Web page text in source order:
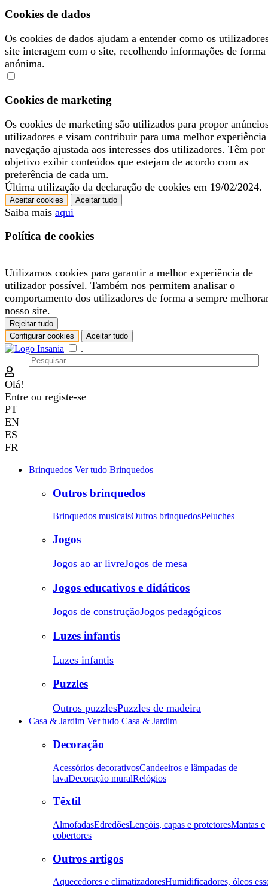
Cookies de dados
Os cookies de dados ajudam a entender como os
site interagem com o site, recolhendo informações de forma
anónima.
Cookies de marketing
Os cookies de marketing são utilizados para propor
utilizadores e visam contribuir para uma melhor experiência
navegação ajustada aos interesses dos utilizadores. Têm por
objetivo exibir conteúdos que estejam de acordo com as
preferência de cada um.
Última utilização da declaração de cookies em 19/02/2024.
Aceitar cookies Aceitar tudo
Saiba mais aqui
Política de cookies
Utilizamos cookies para garantir a melhor experiência de
utilizador possível. Também nos permitem analisar o
comportamento dos utilizadores de forma a sempre
nosso site.
Rejeitar tudo
Configurar cookies
Aceitar tudo
.
Olá!
Entre ou registe-se
PT
EN
ES
FR
Brinquedos Ver tudo Brinquedos
Outros brinquedos
Brinquedos musicaisOutros brinquedosPeluches
Jogos
Jogos ao ar livreJogos de mesa
Jogos educativos e didáticos
Jogos de construçãoJogos pedagógicos
Luzes infantis
Luzes infantis
Puzzles
Outros puzzlesPuzzles de madeira
Casa & Jardim Ver tudo Casa & Jardim
Decoração
Acessórios decorativosCandeeiros e lâmpadas de
lavaDecoração muralRelógios
Têxtil
AlmofadasEdredõesLençóis, capas e protetoresMantas e
cobertores
Outros artigos
Aquecedores e climatizadoresHumidificadores, óleos